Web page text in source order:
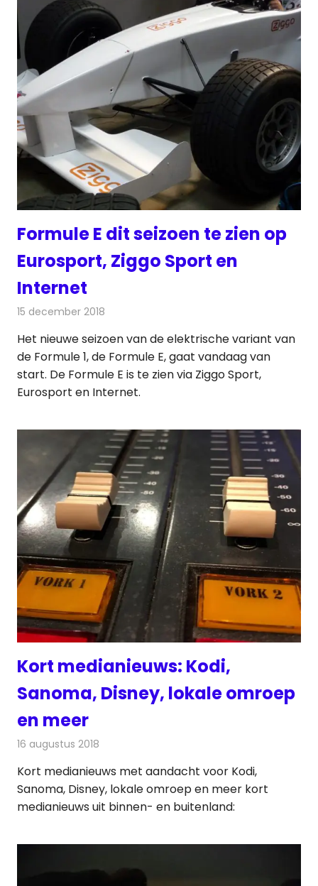
Formule E dit seizoen te zien op
Eurosport, Ziggo Sport en
Internet
15 december 2018
Het nieuwe seizoen van de elektrische variant van
de Formule 1, de Formule E, gaat vandaag van
start. De Formule E is te zien via Ziggo Sport,
Eurosport en Internet.
Kort medianieuws: Kodi,
Sanoma, Disney, lokale omroep
en meer
16 augustus 2018
Kort medianieuws met aandacht voor Kodi,
Sanoma, Disney, lokale omroep en meer kort
medianieuws uit binnen- en buitenland: